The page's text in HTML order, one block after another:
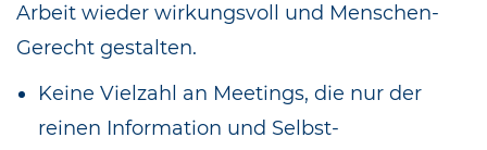
Arbeit wieder wirkungsvoll und Menschen-
Gerecht gestalten.
Keine Vielzahl an Meetings, die nur der
reinen Information und Selbst-